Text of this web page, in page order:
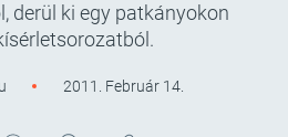
derül ki egy patkányokon
2011. Február 14.